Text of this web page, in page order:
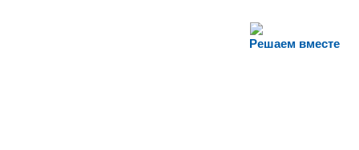
Решаем вместе